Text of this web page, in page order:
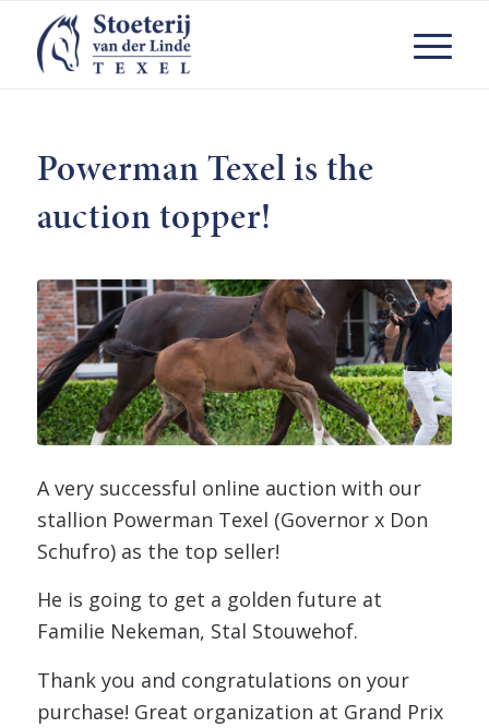
Powerman Texel is the
auction topper!
A very successful online auction with our
stallion Powerman Texel (Governor x Don
Schufro) as the top seller!
He is going to get a golden future at
Familie Nekeman, Stal Stouwehof.
Thank you and congratulations on your
purchase! Great organization at Grand Prix